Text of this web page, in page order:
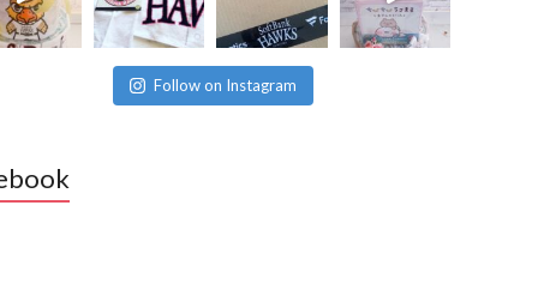
Follow on Instagram